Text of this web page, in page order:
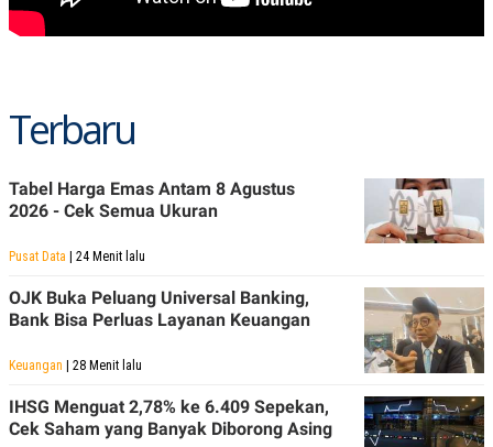
POLICY
Terbaru
Tabel Harga Emas Antam 8 Agustus
2026 - Cek Semua Ukuran
Pusat Data | 24 Menit lalu
OJK Buka Peluang Universal Banking,
Bank Bisa Perluas Layanan Keuangan
Keuangan | 28 Menit lalu
IHSG Menguat 2,78% ke 6.409 Sepekan,
Cek Saham yang Banyak Diborong Asing